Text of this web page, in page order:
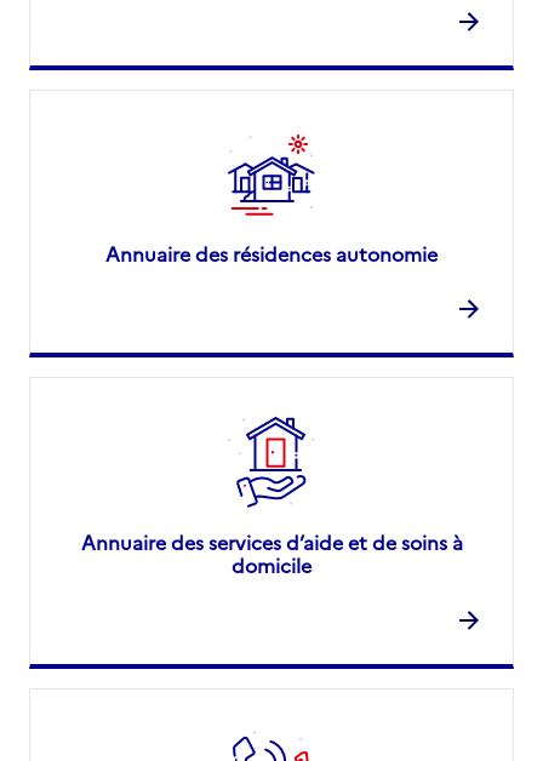
Annuaire des résidences autonomie
Annuaire des services d’aide et de soins à
domicile